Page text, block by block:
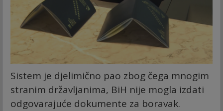
Sistem je djelimično pao zbog čega mnogim
stranim državljanima, BiH nije mogla izdati
odgovarajuće dokumente za boravak.